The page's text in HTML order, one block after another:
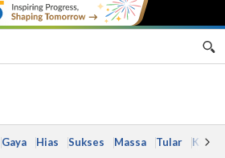
Gaya Hias Sukses Massa Tular Kes